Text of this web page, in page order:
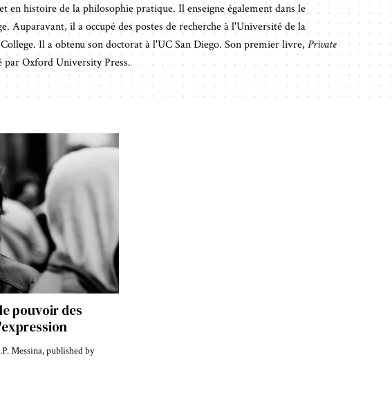
en histoire de la philosophie pratique. Il enseigne également dans le
Auparavant, il a occupé des postes de recherche à l'Université de la
Il a obtenu son doctorat à l'UC San Diego. Son premier livre,Private
par Oxford University Press.
pouvoir des
Messina, published by